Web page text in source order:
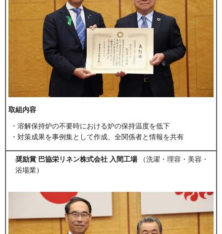
取組内容
・溶解保持炉の不要時における炉の保持温度を低下
・対策成果を事例集として作成、全関係者と情報を共有
奨励賞 巴協栄リネン株式会社 入間工場（洗濯・理容・美容・
浴場業）